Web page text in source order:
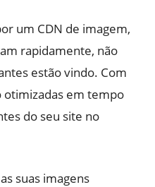
um CDN de imagem,
rapidamente, não
estão vindo. Com
otimizadas em tempo
do seu site no
suas imagens